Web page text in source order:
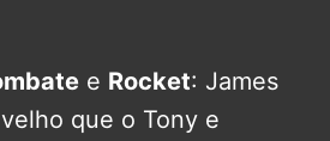
e Rocket: James
que o Tony e